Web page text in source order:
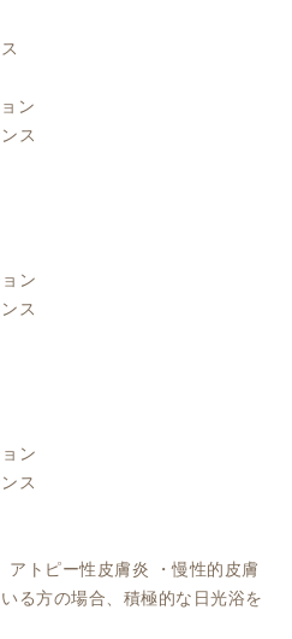
ン
ス
ン
ス
ン
ス
トピー性皮膚炎 ・慢性的皮膚
る方の場合、積極的な日光浴を